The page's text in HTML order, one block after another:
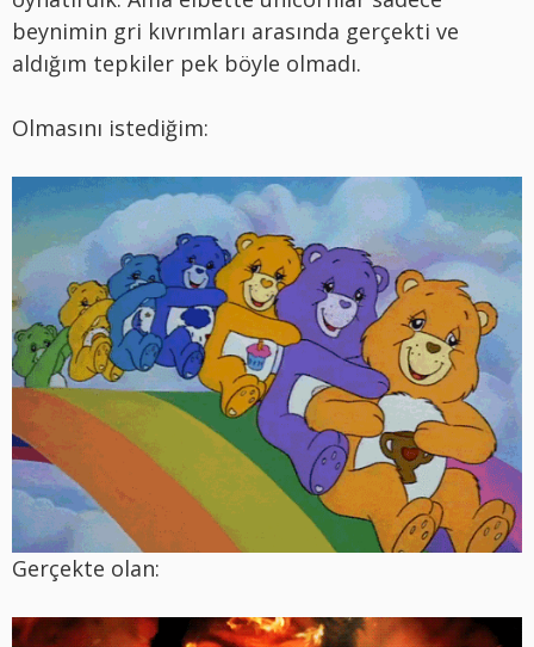
beynimin gri kıvrımları arasında gerçekti ve
aldığım tepkiler pek böyle olmadı.
Olmasını istediğim:
Gerçekte olan: